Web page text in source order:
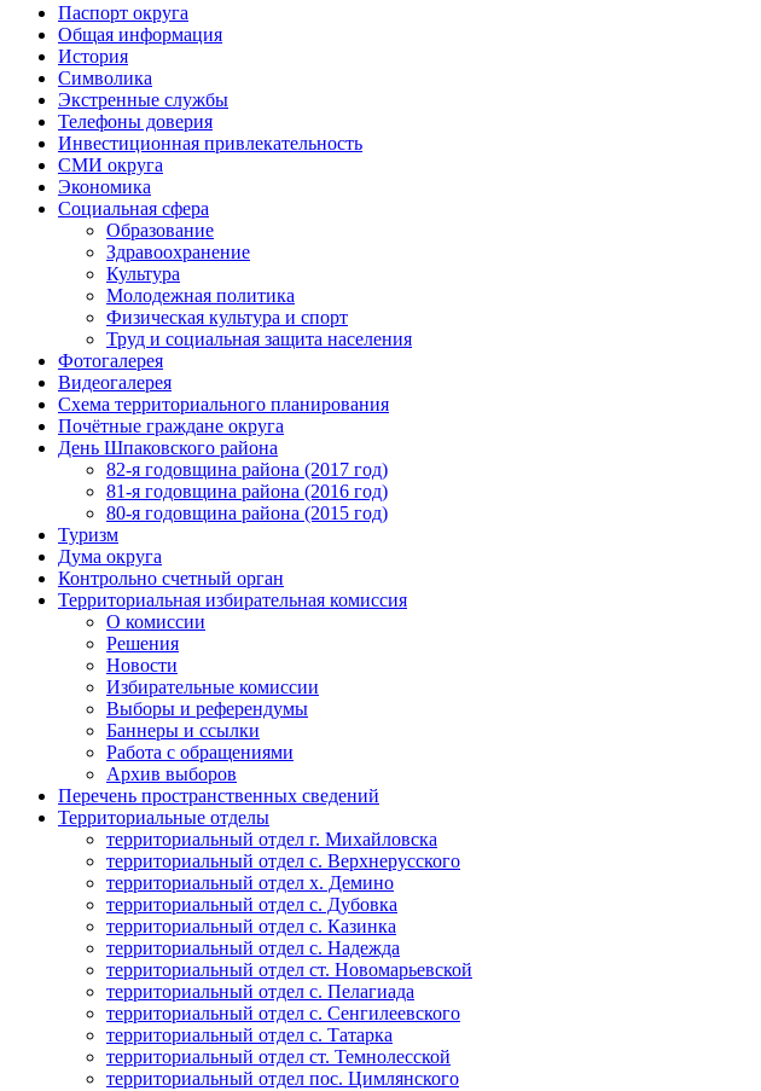
Паспорт округа
Общая информация
История
Символика
Экстренные службы
Телефоны доверия
Инвестиционная привлекательность
СМИ округа
Экономика
Социальная сфера
Образование
Здравоохранение
Культура
Молодежная политика
Физическая культура и спорт
Труд и социальная защита населения
Фотогалерея
Видеогалерея
Схема территориального планирования
Почётные граждане округа
День Шпаковского района
82-я годовщина района (2017 год)
81-я годовщина района (2016 год)
80-я годовщина района (2015 год)
Туризм
Дума округа
Контрольно счетный орган
Территориальная избирательная комиссия
О комиссии
Решения
Новости
Избирательные комиссии
Выборы и референдумы
Баннеры и ссылки
Работа с обращениями
Архив выборов
Перечень пространственных сведений
Территориальные отделы
территориальный отдел г. Михайловска
территориальный отдел с. Верхнерусского
территориальный отдел х. Демино
территориальный отдел с. Дубовка
территориальный отдел с. Казинка
территориальный отдел с. Надежда
территориальный отдел ст. Новомарьевской
территориальный отдел с. Пелагиада
территориальный отдел с. Сенгилеевского
территориальный отдел с. Татарка
территориальный отдел ст. Темнолесской
территориальный отдел пос. Цимлянского